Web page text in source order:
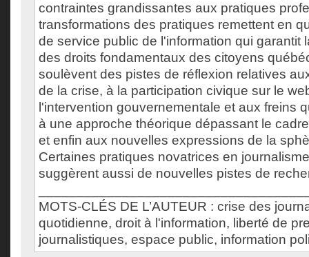
contraintes grandissantes aux pratiques
transformations des pratiques remettent en
de service public de l'information qui
des droits fondamentaux des citoyens
soulèvent des pistes de réflexion relatives
de la crise, à la participation civique sur le
l'intervention gouvernementale et aux freins
à une approche théorique dépassant le
et enfin aux nouvelles expressions de la
Certaines pratiques novatrices en
suggèrent aussi de nouvelles pistes de
MOTS-CLÉS DE L’AUTEUR : crise des
quotidienne, droit à l'information, liberté de
journalistiques, espace public, information